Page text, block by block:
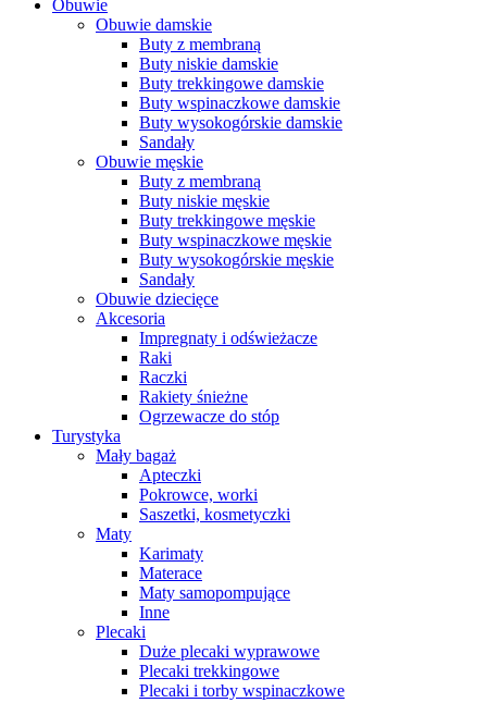
Obuwie
Obuwie damskie
Buty z membraną
Buty niskie damskie
Buty trekkingowe damskie
Buty wspinaczkowe damskie
Buty wysokogórskie damskie
Sandały
Obuwie męskie
Buty z membraną
Buty niskie męskie
Buty trekkingowe męskie
Buty wspinaczkowe męskie
Buty wysokogórskie męskie
Sandały
Obuwie dziecięce
Akcesoria
Impregnaty i odświeżacze
Raki
Raczki
Rakiety śnieżne
Ogrzewacze do stóp
Turystyka
Mały bagaż
Apteczki
Pokrowce, worki
Saszetki, kosmetyczki
Maty
Karimaty
Materace
Maty samopompujące
Inne
Plecaki
Duże plecaki wyprawowe
Plecaki trekkingowe
Plecaki i torby wspinaczkowe